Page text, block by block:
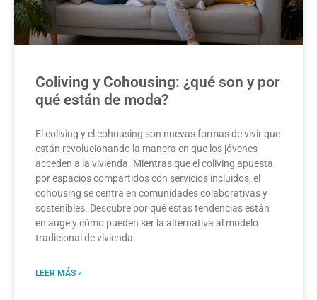
Coliving y Cohousing: ¿qué son y por
qué están de moda?
El coliving y el cohousing son nuevas formas de vivir que
están revolucionando la manera en que los jóvenes
acceden a la vivienda. Mientras que el coliving apuesta
por espacios compartidos con servicios incluidos, el
cohousing se centra en comunidades colaborativas y
sostenibles. Descubre por qué estas tendencias están
en auge y cómo pueden ser la alternativa al modelo
tradicional de vivienda.
LEER MÁS »